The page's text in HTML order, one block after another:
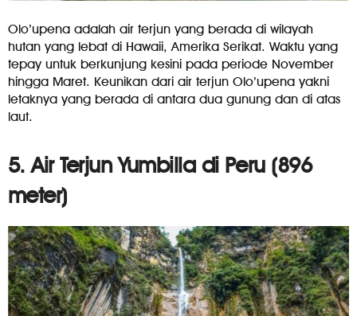
Olo’upena adalah air terjun yang berada di wilayah
hutan yang lebat di Hawaii, Amerika Serikat. Waktu yang
tepay untuk berkunjung kesini pada periode November
hingga Maret. Keunikan dari air terjun Olo’upena yakni
letaknya yang berada di antara dua gunung dan di atas
laut.
5. Air Terjun Yumbilla di Peru (896
meter)